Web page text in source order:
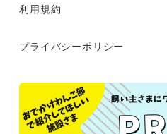
利用規約
プライバシーポリシー